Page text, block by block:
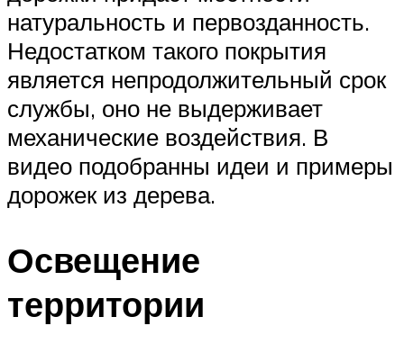
натуральность и первозданность.
Недостатком такого покрытия
является непродолжительный срок
службы, оно не выдерживает
механические воздействия. В
видео подобранны идеи и примеры
дорожек из дерева.
Освещение
территории